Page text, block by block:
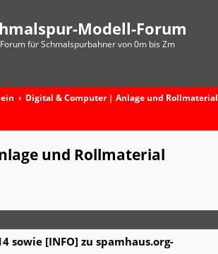
Modell-Forum
für Schmalspurbahner von 0m bis Zm
Digital & Computer | Anlage und Rollmaterial
und Rollmaterial
sowie [INFO] zu spamhaus.org-